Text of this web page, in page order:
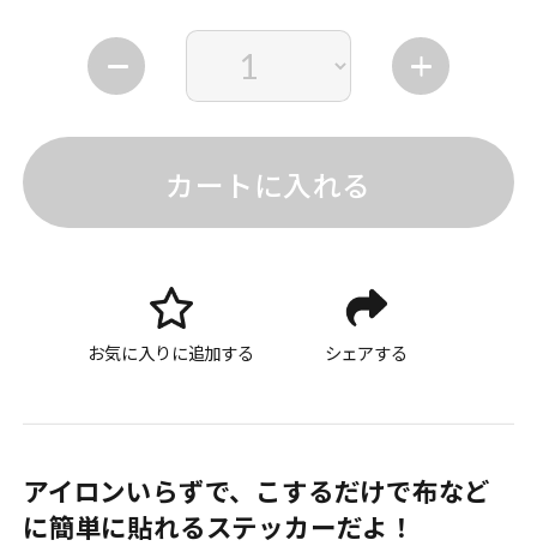
カートに入れる
お気に入りに追加する シェアする
アイロンいらずで、こするだけで布など
に簡単に貼れるステッカーだよ！